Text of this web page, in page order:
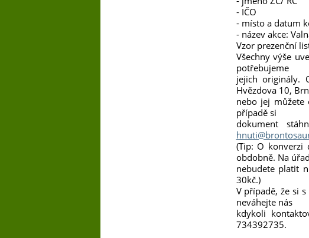
- IČO
- místo a datum
- název akce:
Vzor prezenční
Všechny výše
potřebujeme
jejich originály.
Hvězdova 10,
nebo jej můžete
případě si
dokument
(Tip: O
obdobně. Na
nebudete platit
30kč.)
V případě, že si
neváhejte nás
kdykoli
734392735.